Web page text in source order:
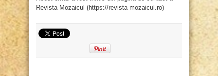
Revista Mozaicul (https://revista-mozaicul.ro)